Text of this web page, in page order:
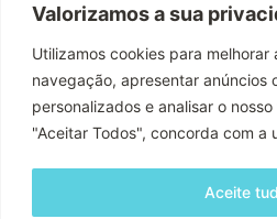
Valorizamos a sua
Utilizamos cookies para melhorar
navegação, apresentar anúncios
personalizados e analisar o
"Aceitar Todos", concorda com a
Aceite
Explore
Rota
Contactos
Apoio Cliente